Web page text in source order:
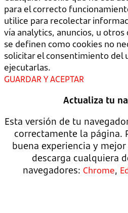
para el correcto
utilice para recolectar
vía analytics, anuncios, u
se definen como cookies no
solicitar el consentimiento del
ejecutarlas.
GUARDAR Y ACEPTAR
Actualiza tu
Esta versión de tu
correctamente la página.
buena experiencia y
descarga cualquiera
navegadores: Chrome,